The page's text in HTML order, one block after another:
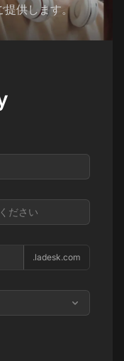
供します。
.ladesk.com